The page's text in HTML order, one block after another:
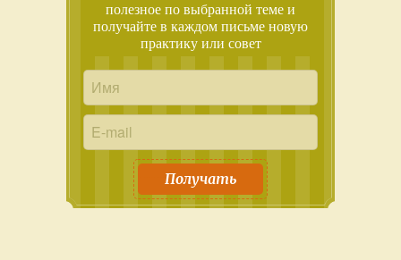
полезное по выбранной теме и
получайте в каждом письме новую
практику или совет
Получать